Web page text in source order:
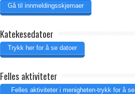
Gå til innmeldingsskjemaer
Katekesedatoer
Trykk her for å se datoer
Felles aktiviteter
Felles aktiviteter i menigheten-trykk for å se